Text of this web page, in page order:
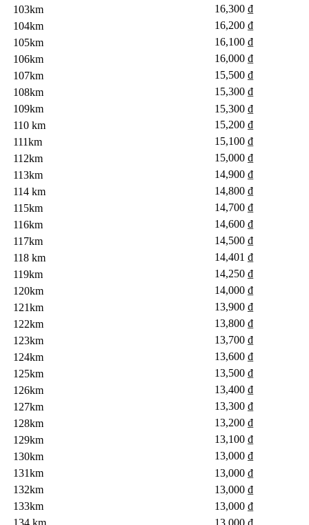
103km
16,300 ₫
104km
16,200 ₫
105km
16,100 ₫
106km
16,000 ₫
107km
15,500 ₫
108km
15,300 ₫
109km
15,300 ₫
110 km
15,200 ₫
111km
15,100 ₫
112km
15,000 ₫
113km
14,900 ₫
114 km
14,800 ₫
115km
14,700 ₫
116km
14,600 ₫
117km
14,500 ₫
118 km
14,401 ₫
119km
14,250 ₫
120km
14,000 ₫
121km
13,900 ₫
122km
13,800 ₫
123km
13,700 ₫
124km
13,600 ₫
125km
13,500 ₫
126km
13,400 ₫
127km
13,300 ₫
128km
13,200 ₫
129km
13,100 ₫
130km
13,000 ₫
131km
13,000 ₫
132km
13,000 ₫
133km
13,000 ₫